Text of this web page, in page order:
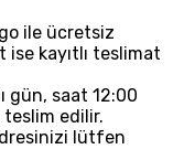
ile ücretsiz
kayıtlı teslimat
gün, saat 12:00
teslim edilir.
lütfen